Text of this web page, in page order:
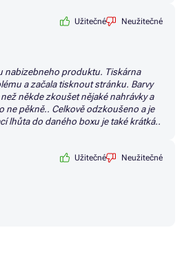
Užitečné Neužitečné
nabizebneho produktu. Tiskárna
a začala tisknout stránku. Barvy
někde zkoušet nějaké nahrávky a
ne pěkně.. Celkově odzkoušeno a je
lhůta do daného boxu je také krátká..
Užitečné Neužitečné